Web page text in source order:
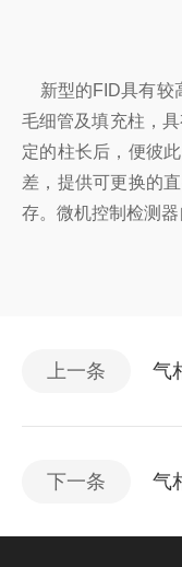
新型的FID具有较
毛细管及填充柱，
定的柱长后，便彼
差，提供可更换的
存。微机控制检测
上一条 气
下一条 气